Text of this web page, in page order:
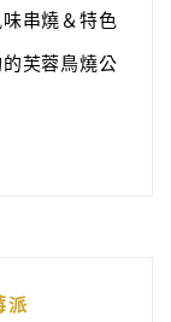
串燒＆特色
芙蓉鳥燒公
派